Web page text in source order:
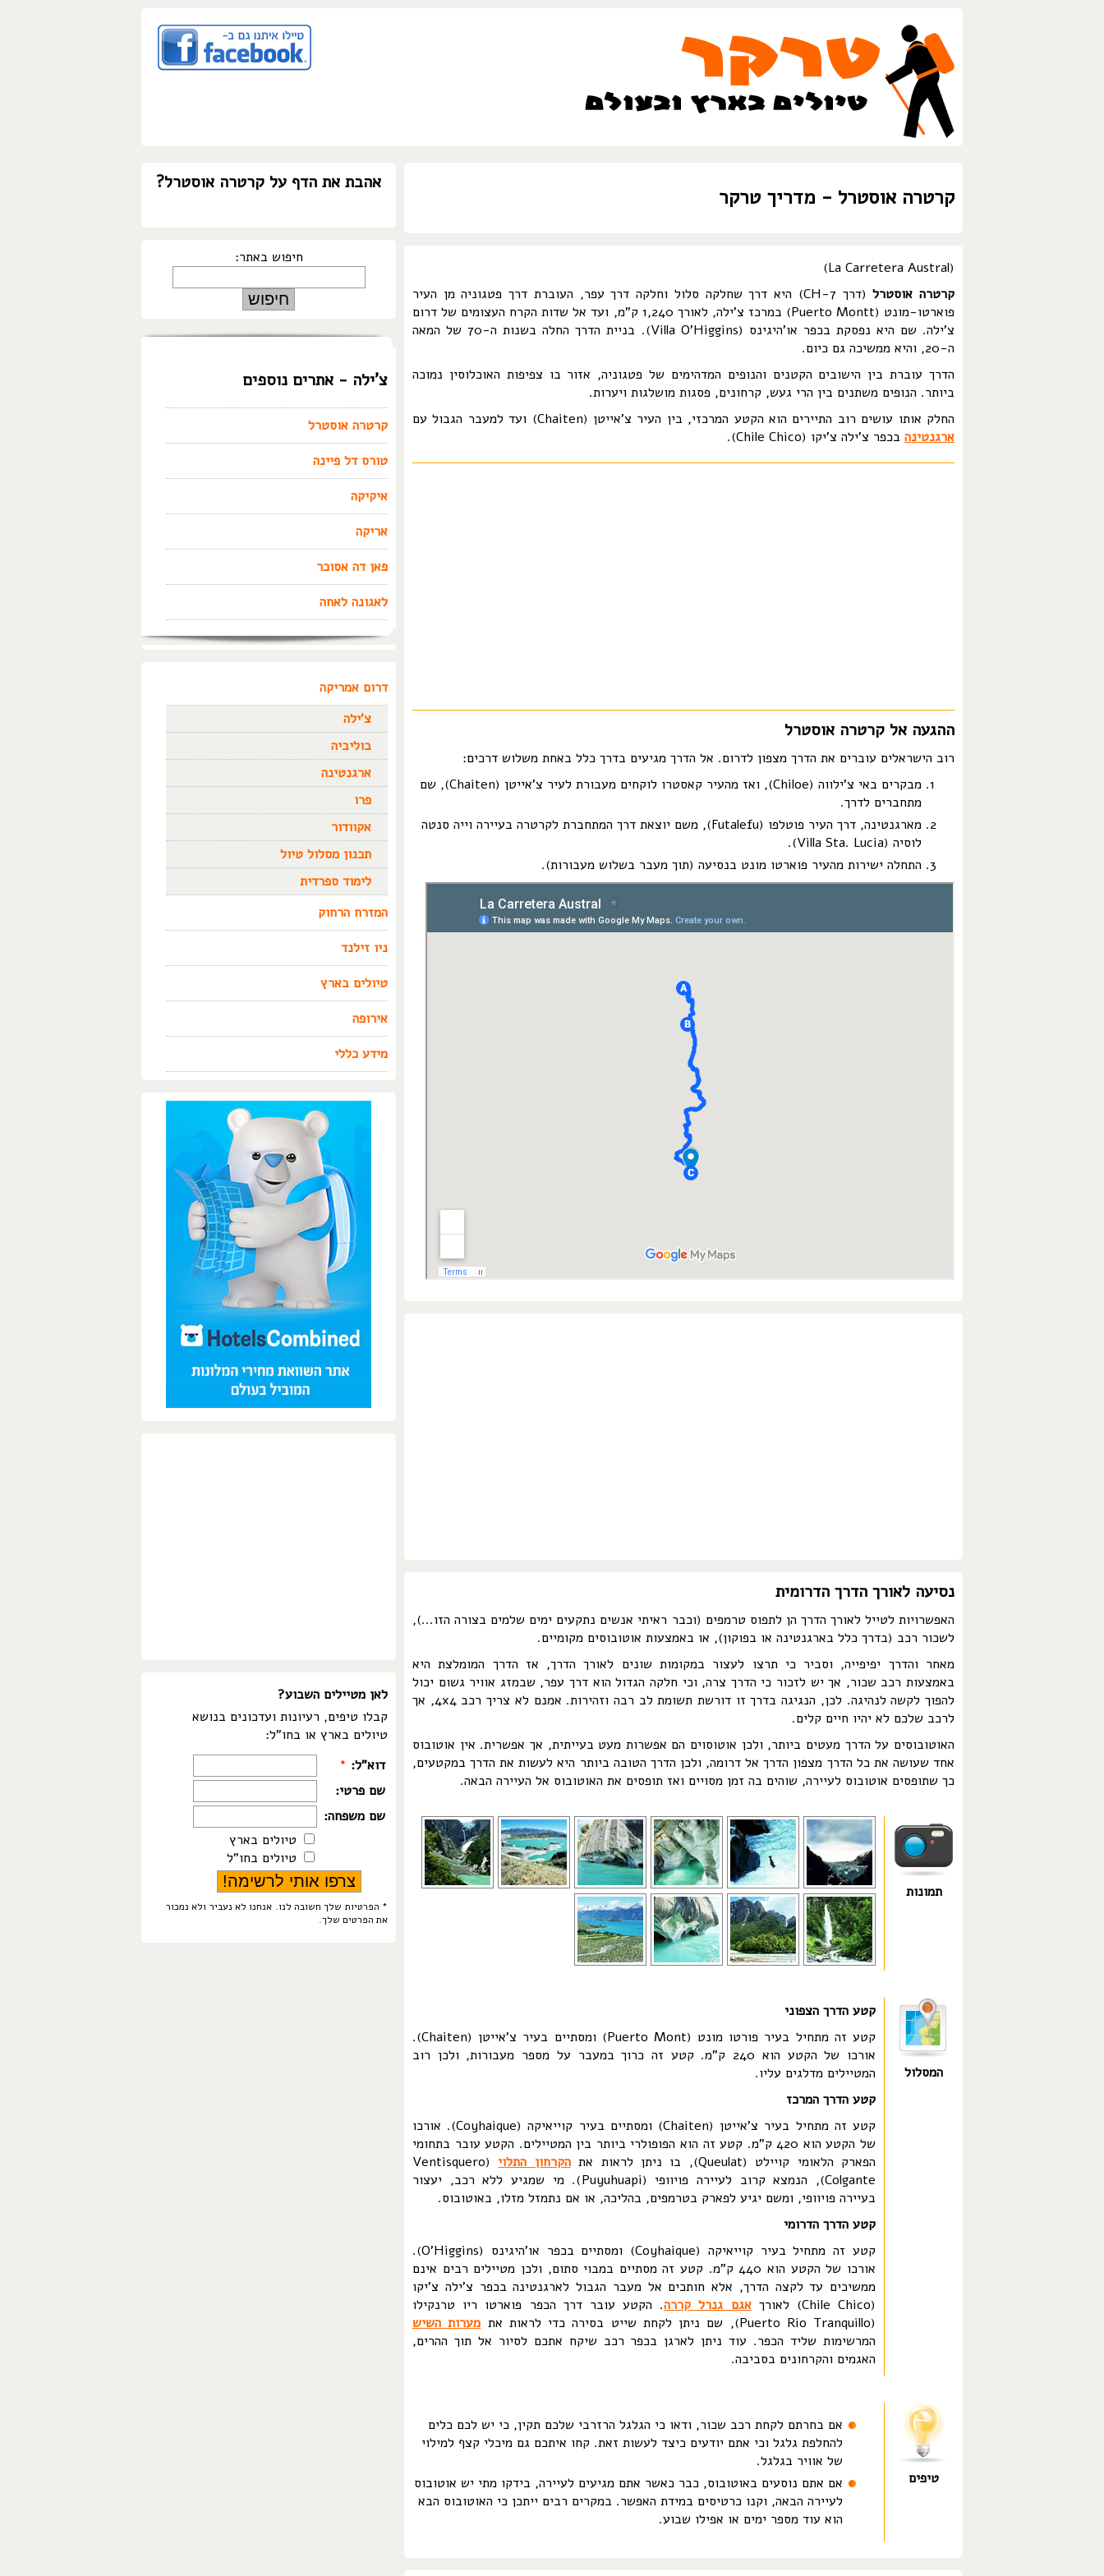
קרטרה אוסטרל - מדריך טרקר
(La Carretera Austral)
קרטרה אוסטרל
(דרך CH-7) היא דרך שחלקה סלול וחלקה דרך עפר, העוברת דרך פטגוניה מן העיר
פוארטו-מונט (Puerto Montt) במרכז צ'ילה, לאורך 1,240 ק"מ, ועד אל שדות הקרח העצומים של דרום
צ'ילה. שם היא נפסקת בכפר או'היגינס (Villa O'Higgins). בניית הדרך החלה בשנות ה-70 של המאה
ה-20, והיא ממשיכה גם כיום.
הדרך עוברת בין הישובים הקטנים והנופים המדהימים של פטגוניה, אזור בו צפיפות האוכלוסין נמוכה
ביותר. הנופים משתנים בין הרי געש, קרחונים, פסגות מושלגות ויערות.
החלק אותו עושים רוב התיירים הוא הקטע המרכזי, בין העיר צ'אייטן (Chaiten) ועד למעבר הגבול עם
ארגנטינה בכפר צ'ילה צ'יקו (Chile Chico).
ההגעה אל קרטרה אוסטרל
רוב הישראלים עוברים את הדרך מצפון לדרום. אל הדרך מגיעים בדרך כלל באחת משלוש דרכים:
מבקרים באי צ'ילווה (Chiloe), ואז מהעיר קאסטרו לוקחים מעבורת לעיר צ'אייטן (Chaiten), שם
מתחברים לדרך.
מארגנטינה, דרך העיר פוטלפו (Futalefu), משם יוצאת דרך המתחברת לקרטרה בעיירה וייה סנטה
לוסיה (Villa Sta. Lucia).
התחלה ישירות מהעיר פוארטו מונט בנסיעה (תוך מעבר בשלוש מעבורות).
נסיעה לאורך הדרך הדרומית
האפשרויות לטייל לאורך הדרך הן לתפוס טרמפים (וכבר ראיתי אנשים נתקעים ימים שלמים בצורה הזו...),
לשכור רכב (בדרך כלל בארגנטינה או בפוקון), או באמצעות אוטובוסים מקומיים.
מאחר והדרך יפיפייה, וסביר כי תרצו לעצור במקומות שונים לאורך הדרך, אז הדרך המומלצת היא
באמצעות רכב שכור, אך יש לזכור כי הדרך צרה, וכי חלקה הגדול הוא דרך עפר, שבמזג אוויר גשום יכול
להפוך לקשה לנהיגה. לכן, הנגיגה בדרך זו דורשת תשומת לב רבה וזהירות. אמנם לא צריך רכב 4x4, אך
לרכב שלכם לא יהיו חיים קלים.
האוטובוסים על הדרך מעטים ביותר, ולכן אוטוסוים הם אפשרות מעט בעייתית, אך אפשרית. אין אוטובוס
אחד שעושה את כל הדרך מצפון הדרך אל דרומה, ולכן הדרך הטובה ביותר היא לעשות את הדרך במקטעים,
כך שתופסים אוטובוס לעיירה, שוהים בה זמן מסויים ואז תופסים את האוטובוס אל העיירה הבאה.
תמונות
המסלול
קטע הדרך הצפוני
קטע זה מתחיל בעיר פורטו מונט (Puerto Mont) ומסתיים בעיר צ'אייטן (Chaiten).
אורכו של הקטע הוא 240 ק"מ. קטע זה כרוך במעבר על מספר מעבורות, ולכן רוב
המטיילים מדלגים עליו.
קטע הדרך המרכז
קטע זה מתחיל בעיר צ'אייטן (Chaiten) ומסתיים בעיר קוייאיקה (Coyhaique). אורכו
של הקטע הוא 420 ק"מ. קטע זה הוא הפופולרי ביותר בין המטיילים. הקטע עובר בתחומי
הפארק הלאומי קויילט (Queulat), בו ניתן לראות את
הקרחון התלוי
(Ventisquero
Colgante), הנמצא קרוב לעיירה פויוופי (Puyuhuapi). מי שמגיע ללא רכב, יעצור
בעיירה פויוופי, ומשם יגיע לפארק בטרמפים, בהליכה, או אם נתמזל מזלו, באוטובוס.
קטע הדרך הדרומי
קטע זה מתחיל בעיר קוייאיקה (Coyhaique) ומסתיים בכפר או'היגינס (O'Higgins).
אורכו של הקטע הוא 440 ק"מ. קטע זה מסתיים במבוי סתום, ולכן מטיילים רבים אינם
ממשיכים עד לקצה הדרך, אלא חותכים אל מעבר הגבול לארגנטינה בכפר צ'ילה צ'יקו
(Chile Chico) לאורך
אגם גנרל קררה. הקטע עובר דרך הכפר פוארטו ריו טרנקילו
(Puerto Rio Tranquillo), שם ניתן לקחת שייט בסירה כדי לראות את
מערות השיש
המרשימות שליד הכפר. עוד ניתן לארגן בכפר רכב שיקח אתכם לסיור אל תוך ההרים,
האגמים והקרחונים בסביבה.
טיפים
אם בחרתם לקחת רכב שכור, ודאו כי הגלגל הרזרבי שלכם תקין, כי יש לכם כלים
להחלפת גלגל וכי אתם יודעים כיצד לעשות זאת. קחו איתכם גם מיכלי קצף למילוי
של אוויר בגלגל.
אם אתם נוסעים באוטובוס, כבר כאשר אתם מגיעים לעיירה, בידקו מתי יש אוטובוס
לעיירה הבאה, וקנו כרטיסים במידת האפשר. במקרים רבים ייתכן כי האוטובוס הבא
הוא עוד מספר ימים או אפילו שבוע.
אהבת את הדף על קרטרה אוסטרל?
חיפוש באתר:
צ'ילה - אתרים נוספים
קרטרה אוסטרל
טורס דל פיינה
איקיקה
אריקה
פאן דה אסוכר
לאגונה לאחה
דרום אמריקה
צ'ילה
בוליביה
ארגנטינה
פרו
אקוודור
תכנון מסלול טיול
לימוד ספרדית
המזרח הרחוק
ניו זילנד
טיולים בארץ
אירופה
מידע כללי
לאן מטיילים השבוע?
קבלו טיפים, רעיונות ועדכונים בנושא
טיולים בארץ או בחו"ל:
דוא"ל: *
שם פרטי:
שם משפחה:
טיולים בארץ
טיולים בחו"ל
* הפרטיות שלך חשובה לנו. אנחנו לא נעביר ולא נמכור
את הפרטים שלך.